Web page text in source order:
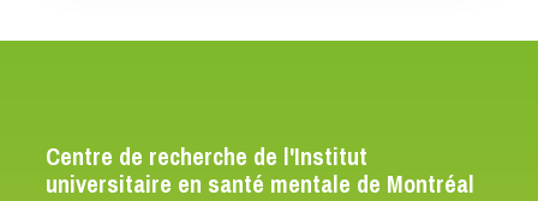
Centre de recherche de l'Institut
universitaire en santé mentale de Montréal